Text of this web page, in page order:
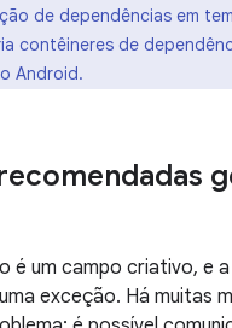
de dependências em
contêineres de
Android.
é um campo criativo, e
exceção. Há muitas